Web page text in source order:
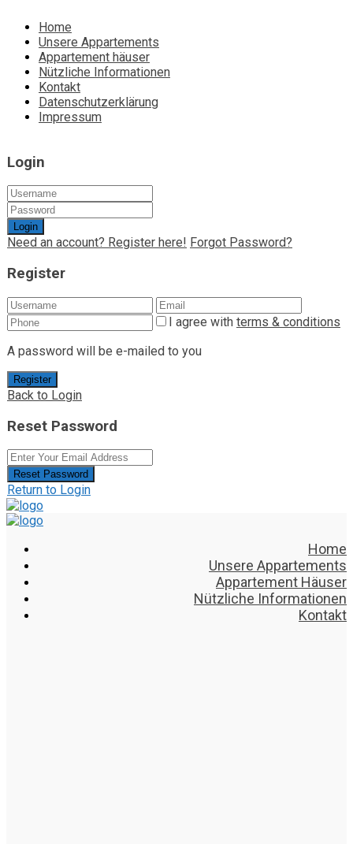
Home
Unsere Appartements
Appartement häuser
Nützliche Informationen
Kontakt
Datenschutzerklärung
Impressum
Login
Login
Need an account? Register here! Forgot Password?
Register
I agree with terms & conditions
A password will be e-mailed to you
Register
Back to Login
Reset Password
Reset Password
Return to Login
Home
Unsere Appartements
Appartement Häuser
Nützliche Informationen
Kontakt